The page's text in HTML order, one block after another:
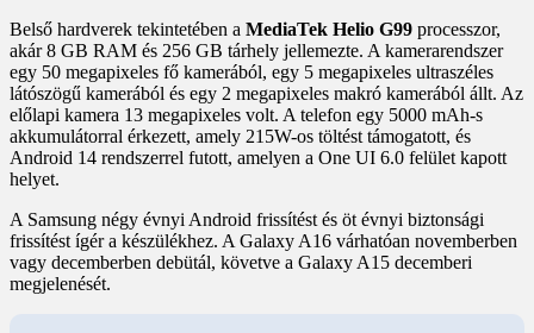
Belső hardverek tekintetében a MediaTek Helio G99 processzor,
akár 8 GB RAM és 256 GB tárhely jellemezte. A kamerarendszer
egy 50 megapixeles fő kamerából, egy 5 megapixeles ultraszéles
látószögű kamerából és egy 2 megapixeles makró kamerából állt. Az
előlapi kamera 13 megapixeles volt. A telefon egy 5000 mAh-s
akkumulátorral érkezett, amely 215W-os töltést támogatott, és
Android 14 rendszerrel futott, amelyen a One UI 6.0 felület kapott
helyet.
A Samsung négy évnyi Android frissítést és öt évnyi biztonsági
frissítést ígér a készülékhez. A Galaxy A16 várhatóan novemberben
vagy decemberben debütál, követve a Galaxy A15 decemberi
megjelenését.